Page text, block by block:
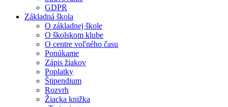
GDPR
Základná škola
O základnej škole
O školskom klube
O centre voľného času
Ponúkame
Zápis žiakov
Poplatky
Štipendium
Rozvrh
Žiacka knižka